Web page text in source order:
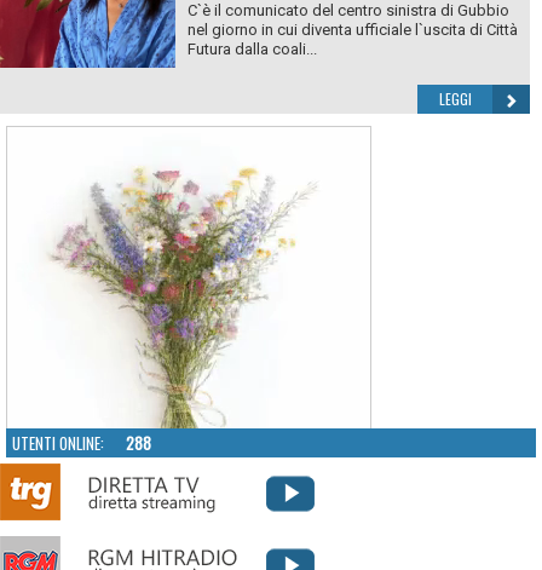
C`è il comunicato del centro sinistra di Gubbio
nel giorno in cui diventa ufficiale l`uscita di Città
Futura dalla coali...
LEGGI
UTENTI ONLINE: 288